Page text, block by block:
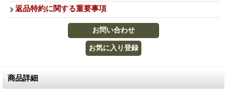
返品特約に関する重要事項
商品詳細